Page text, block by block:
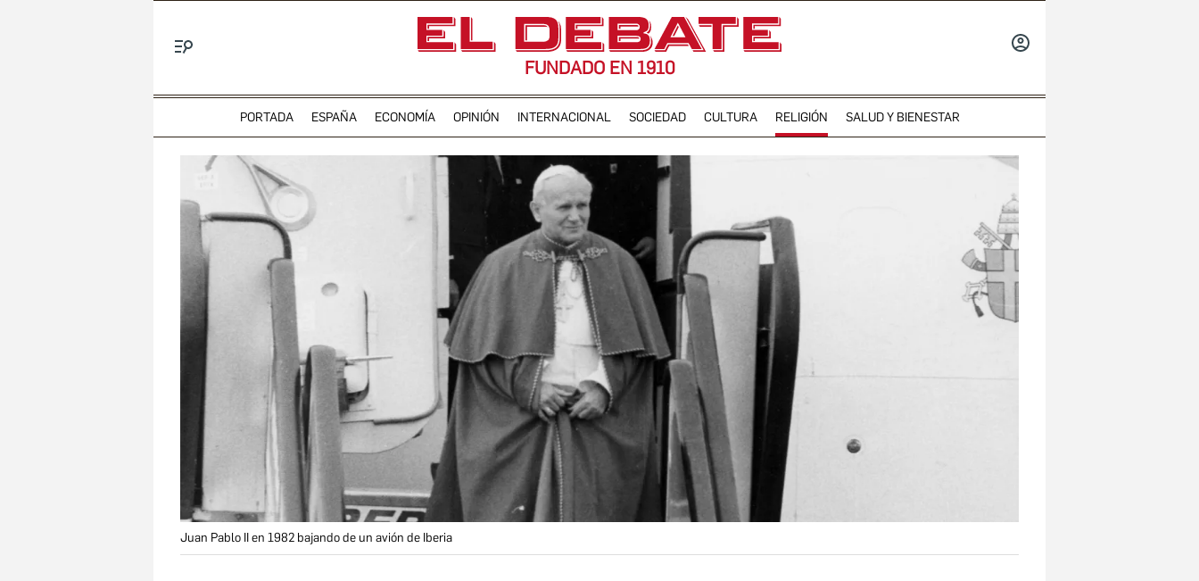
FUNDADO EN 1910
PORTADA ESPAÑA ECONOMÍA OPINIÓN INTERNACIONAL SOCIEDAD CULTURA RELIGIÓN SALUD Y BIENESTAR
Juan Pablo II en 1982 bajando de un avión de Iberia